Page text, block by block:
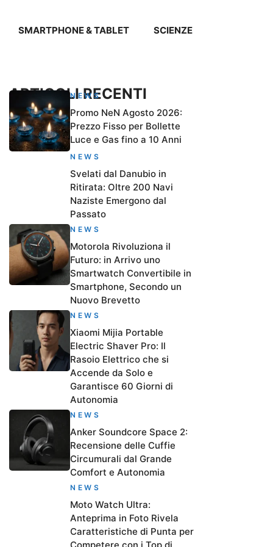
SMARTPHONE & TABLET SCIENZE
ARTICOLI RECENTI
NEWS
Promo NeN Agosto 2026:
Prezzo Fisso per Bollette
Luce e Gas fino a 10 Anni
NEWS
Svelati dal Danubio in
Ritirata: Oltre 200 Navi
Naziste Emergono dal
Passato
NEWS
Motorola Rivoluziona il
Futuro: in Arrivo uno
Smartwatch Convertibile in
Smartphone, Secondo un
Nuovo Brevetto
NEWS
Xiaomi Mijia Portable
Electric Shaver Pro: Il
Rasoio Elettrico che si
Accende da Solo e
Garantisce 60 Giorni di
Autonomia
NEWS
Anker Soundcore Space 2:
Recensione delle Cuffie
Circumurali dal Grande
Comfort e Autonomia
NEWS
Moto Watch Ultra:
Anteprima in Foto Rivela
Caratteristiche di Punta per